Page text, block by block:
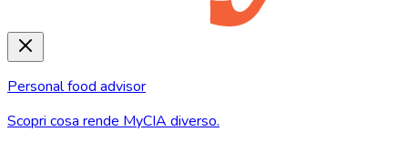
Personal food advisor
Scopri cosa rende MyCIA diverso.